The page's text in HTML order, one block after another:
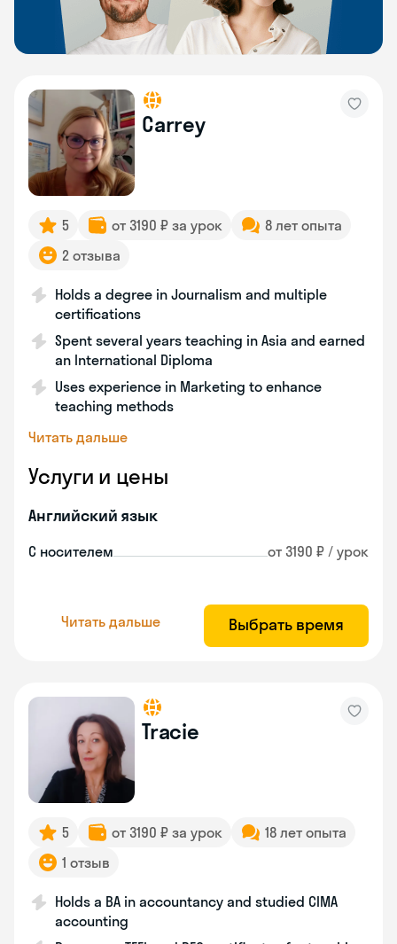
Carrey
5 от 3190 ₽ за урок
8 лет опыта
2 отзыва
Holds a degree in Journalism and multiple
certifications
Spent several years teaching in Asia and earned
an International Diploma
Uses experience in Marketing to enhance
teaching methods
Читать дальше
Услуги и цены
Английский язык
С носителем от 3190 ₽ / урок
Читать дальше Выбрать время
Tracie
5 от 3190 ₽ за урок
18 лет опыта
1 отзыв
Holds a BA in accountancy and studied CIMA
accounting